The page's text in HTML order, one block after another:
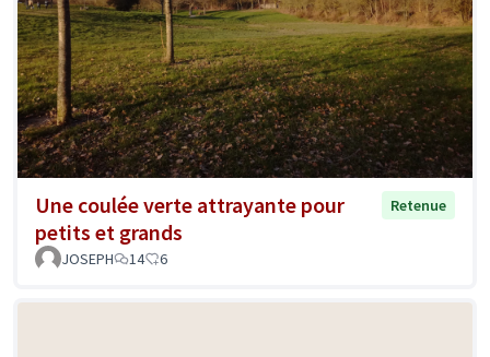
Une coulée verte attrayante pour
petits et grands
Retenue
JOSEPH 14 6